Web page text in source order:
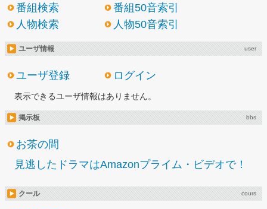
番組検索
番組50音索引
人物検索
人物50音索引
ユーザ情報 user
ユーザ登録 ログイン
表示できるユーザ情報はありません。
掲示板 bbs
お茶の間
見逃したドラマはAmazonプライム・ビデオで！
クール cours